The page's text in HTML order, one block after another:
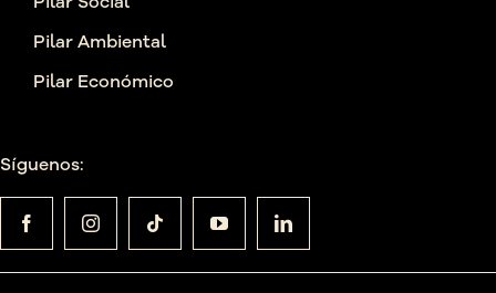
Pilar Ambiental
Pilar Económico
Síguenos: